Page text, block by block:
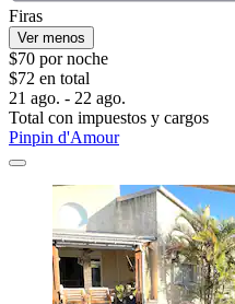
Firas
Ver menos
$70 por noche
$72 en total
21 ago. - 22 ago.
Total con impuestos y cargos
Pinpin d'Amour